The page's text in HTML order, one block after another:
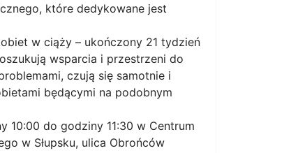
które dedykowane jest
w ciąży – ukończony 21 tydzień
wsparcia i przestrzeni do
czują się samotnie i
będącymi na podobnym
do godziny 11:30 w Centrum
w Słupsku, ulica Obrońców